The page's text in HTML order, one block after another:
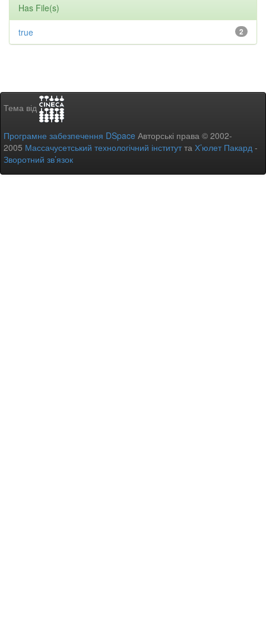
Has File(s)
2
true
Тема від
Програмне забезпечення DSpace Авторські права © 2002-
2005 Массачусетський технологічний інститутта Х’юлет Пакард -
Зворотний зв’язок